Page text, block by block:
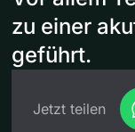
zu einer
geführt.
Jetzt teilen